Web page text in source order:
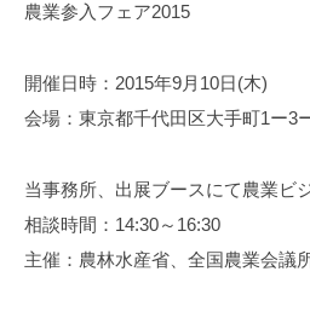
農業参入フェア2015
開催日時：2015年9月10日(木)
会場：東京都千代田区大手町1ー3
当事務所、出展ブースにて農業ビ
相談時間：14:30～16:30
主催：農林水産省、全国農業会議